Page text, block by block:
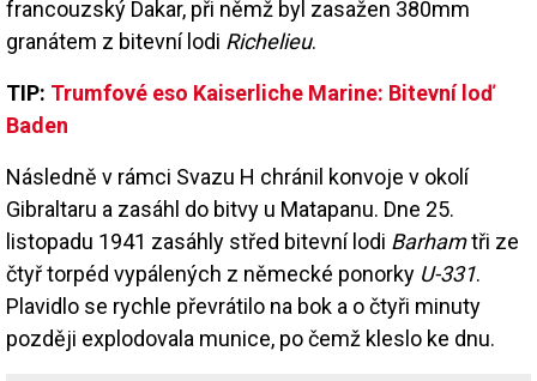
francouzský Dakar, při němž byl zasažen 380mm
granátem z bitevní lodi Richelieu.
TIP: Trumfové eso Kaiserliche Marine: Bitevní loď
Baden
Následně v rámci Svazu H chránil konvoje v okolí
Gibraltaru a zasáhl do bitvy u Matapanu. Dne 25.
listopadu 1941 zasáhly střed bitevní lodi Barhamtři ze
čtyř torpéd vypálených z německé ponorky U-331.
Plavidlo se rychle převrátilo na bok a o čtyři minuty
později explodovala munice, po čemž kleslo ke dnu.